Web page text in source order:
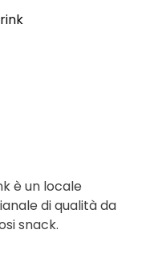
è un locale
di qualità da
snack.